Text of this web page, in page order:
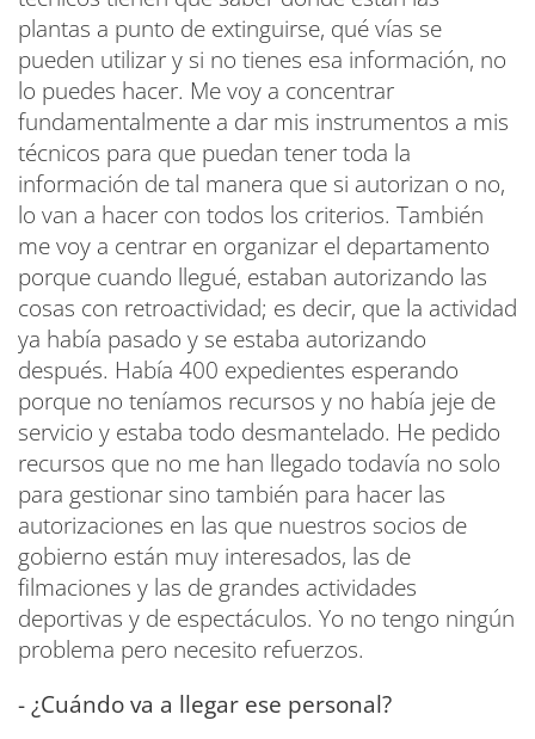
plantas a punto de extinguirse, qué vías se
pueden utilizar y si no tienes esa información, no
lo puedes hacer. Me voy a concentrar
fundamentalmente a dar mis instrumentos a mis
técnicos para que puedan tener toda la
información de tal manera que si autorizan o no,
lo van a hacer con todos los criterios. También
me voy a centrar en organizar el departamento
porque cuando llegué, estaban autorizando las
cosas con retroactividad; es decir, que la actividad
ya había pasado y se estaba autorizando
después. Había 400 expedientes esperando
porque no teníamos recursos y no había jeje de
servicio y estaba todo desmantelado. He pedido
recursos que no me han llegado todavía no solo
para gestionar sino también para hacer las
autorizaciones en las que nuestros socios de
gobierno están muy interesados, las de
filmaciones y las de grandes actividades
deportivas y de espectáculos. Yo no tengo ningún
problema pero necesito refuerzos.
- ¿Cuándo va a llegar ese personal?